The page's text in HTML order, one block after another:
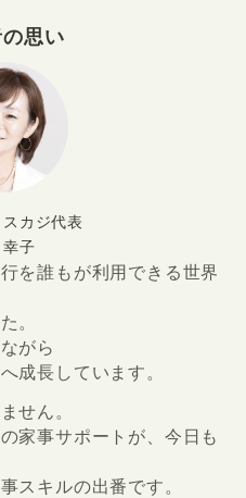
思い
カジ代表
子
を誰もが利用できる世界
。
がら
成長しています。
せん。
家事サポートが、今日も
スキルの出番です。